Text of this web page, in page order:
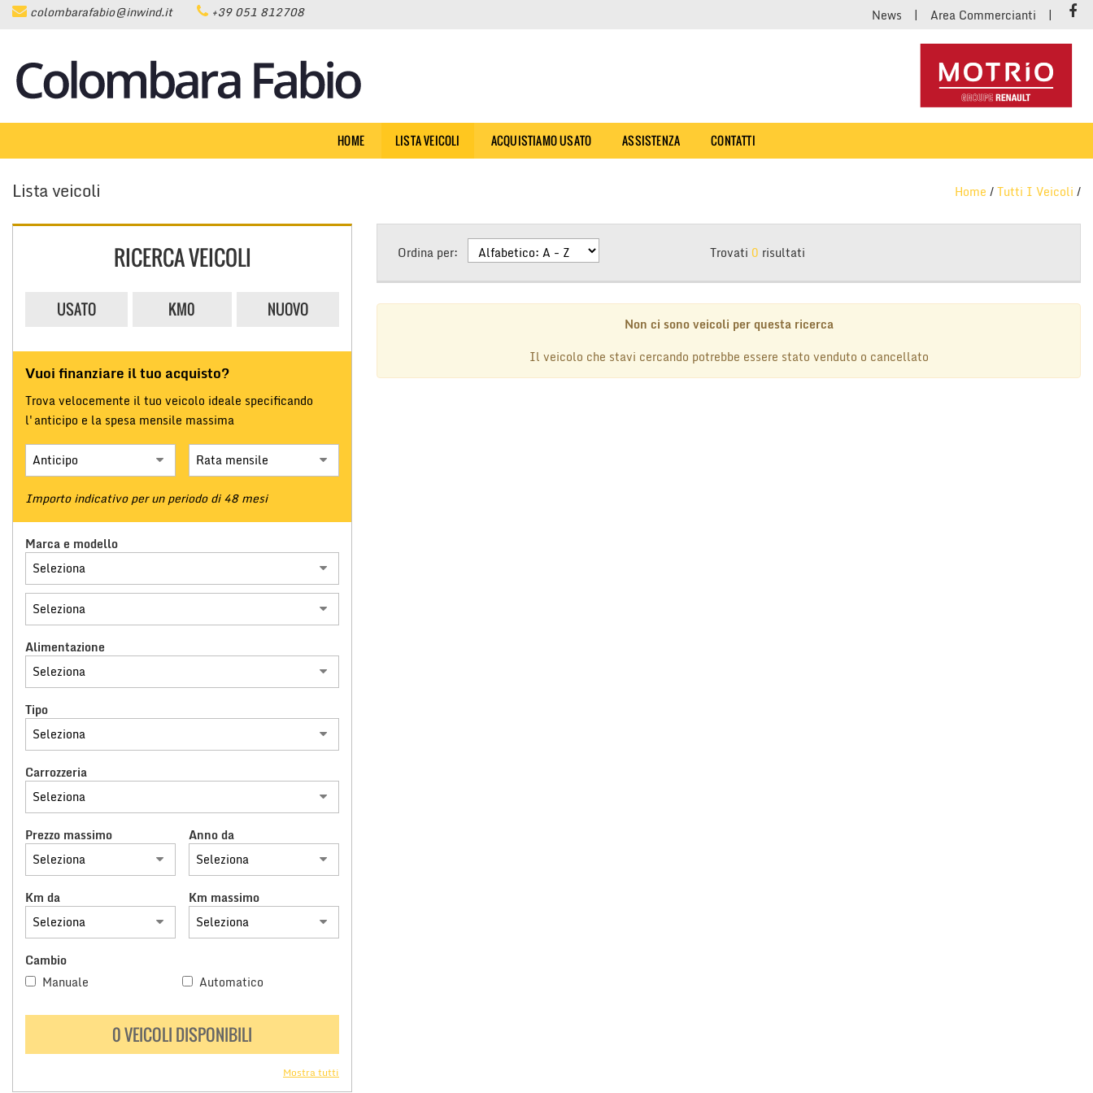
HOME
LISTA VEICOLI
AREA COMMERCIANTI
colombarafabio@inwind.it +39 051 812708 News Area Commercianti
HOME LISTA VEICOLI ACQUISTIAMO USATO ASSISTENZA CONTATTI
Lista veicoli Home /Tutti I Veicoli /
RICERCA VEICOLI
USATO KM0 NUOVO
Vuoi finanziare il tuo acquisto?
Trova velocemente il tuo veicolo ideale specificando
l'anticipo e la spesa mensile massima
Importo indicativo per un periodo di 48 mesi
Marca e modello
Alimentazione
Tipo
Carrozzeria
Prezzo massimo Anno da
Km da Km massimo
Cambio
Manuale
Automatico
0 VEICOLI DISPONIBILI
Mostra tutti
Ordina per: Trovati 0 risultati
Non ci sono veicoli per questa ricerca
Il veicolo che stavi cercando potrebbe essere stato venduto o cancellato